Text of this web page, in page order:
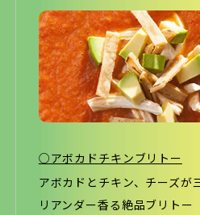
○アボカドチキンブリトー
アボカドとチキン、チーズが
リアンダー香る絶品ブリトー